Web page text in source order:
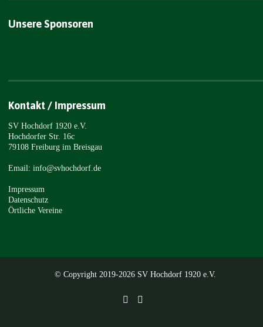
Unsere Sponsoren
Kontakt / Impressum
SV Hochdorf 1920 e.V.
Hochdorfer Str. 16c
79108 Freiburg im Breisgau
Email: info@svhochdorf.de
Impressum
Datenschutz
Örtliche Vereine
© Copyright 2019-2026 SV Hochdorf 1920 e.V.